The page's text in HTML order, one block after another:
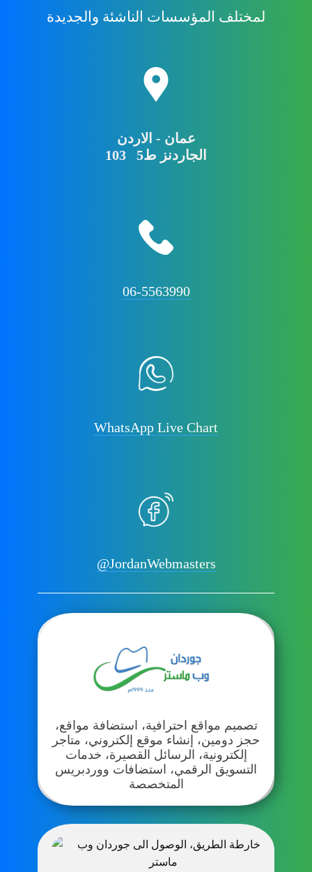
لمختلف المؤسسات الناشئة والجديدة
عمان - الاردن
103 الجاردنز ط5
06-5563990
WhatsApp Live Chart
@JordanWebmasters
تصميم مواقع احترافية، استضافة مواقع،
حجز دومين، إنشاء موقع إلكتروني، متاجر
إلكترونية، الرسائل القصيرة، خدمات
التسويق الرقمي، استضافات ووردبريس
المتخصصة